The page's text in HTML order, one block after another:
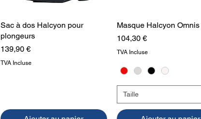
Aperçu rapide
Sac à dos Halcyon pour
plongeurs
Prix
139,90 €
TVA Incluse
Aperçu rapide
Masque Halcyon Omnis
Prix
104,30 €
TVA Incluse
Taille